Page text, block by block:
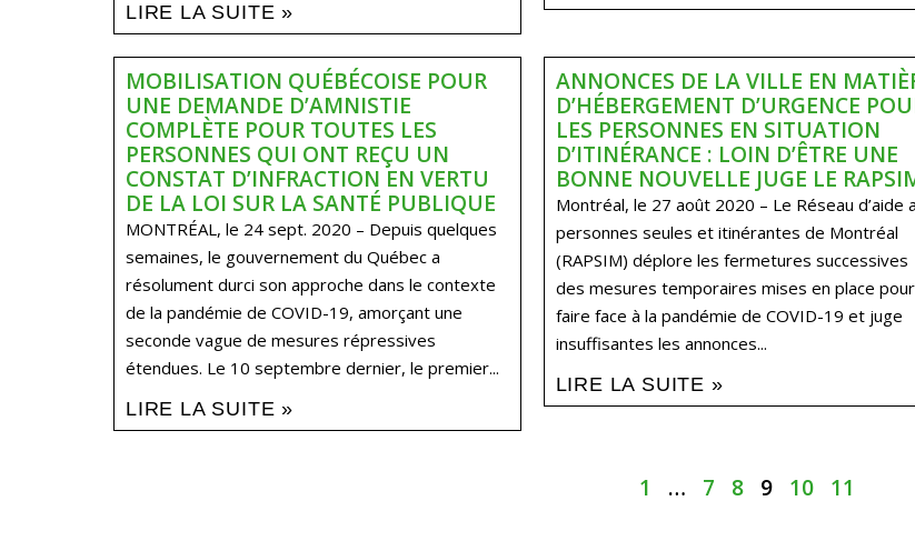
LIRE LA SUITE »
MOBILISATION QUÉBÉCOISE POUR
UNE DEMANDE D’AMNISTIE
COMPLÈTE POUR TOUTES LES
PERSONNES QUI ONT REÇU UN
CONSTAT D’INFRACTION EN VERTU
DE LA LOI SUR LA SANTÉ PUBLIQUE
MONTRÉAL, le 24 sept. 2020 – Depuis quelques
semaines, le gouvernement du Québec a
résolument durci son approche dans le contexte
de la pandémie de COVID-19, amorçant une
seconde vague de mesures répressives
étendues. Le 10 septembre dernier, le premier...
LIRE LA SUITE »
ANNONCES DE LA VILLE EN
D’HÉBERGEMENT D’URGENCE
LES PERSONNES EN SITUATION
D’ITINÉRANCE : LOIN D’ÊTRE UNE
BONNE NOUVELLE JUGE LE
Montréal, le 27 août 2020 – Le Réseau d’aide
personnes seules et itinérantes de Montréal
(RAPSIM) déplore les fermetures successives
des mesures temporaires mises en place pour
faire face à la pandémie de COVID-19 et juge
insuffisantes les annonces...
LIRE LA SUITE »
1 … 7 8 9 10 11